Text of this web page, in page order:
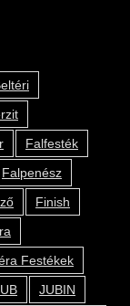
Falfesték
Falpenész
Finish
Festékek
JUBIN